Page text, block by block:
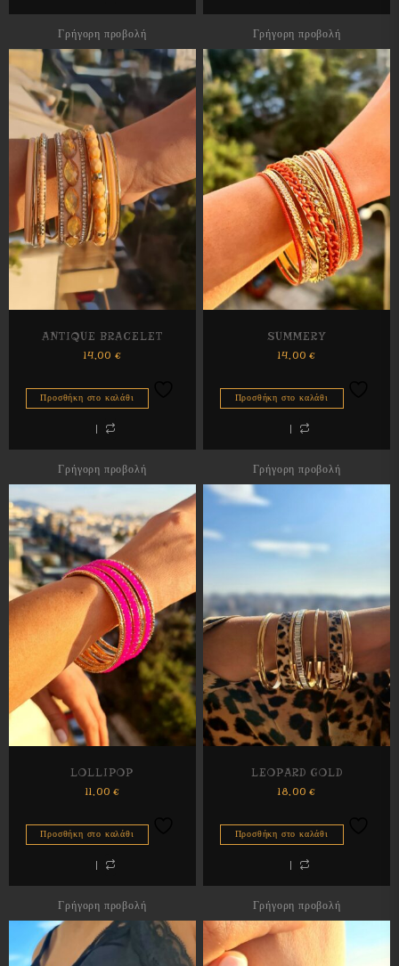
Γρήγορη προβολή Γρήγορη προβολή
ANTIQUE BRACELET
14,00 €
Προσθήκη στο καλάθι
Γρήγορη προβολή
SUMMERY
14,00€
Προσθήκη στο καλάθι
Γρήγορη προβολή
LOLLIPOP
11,00€
Προσθήκη στο καλάθι
Γρήγορη προβολή
LEOPARD GOLD
18,00€
Προσθήκη στο καλάθι
Γρήγορη προβολή